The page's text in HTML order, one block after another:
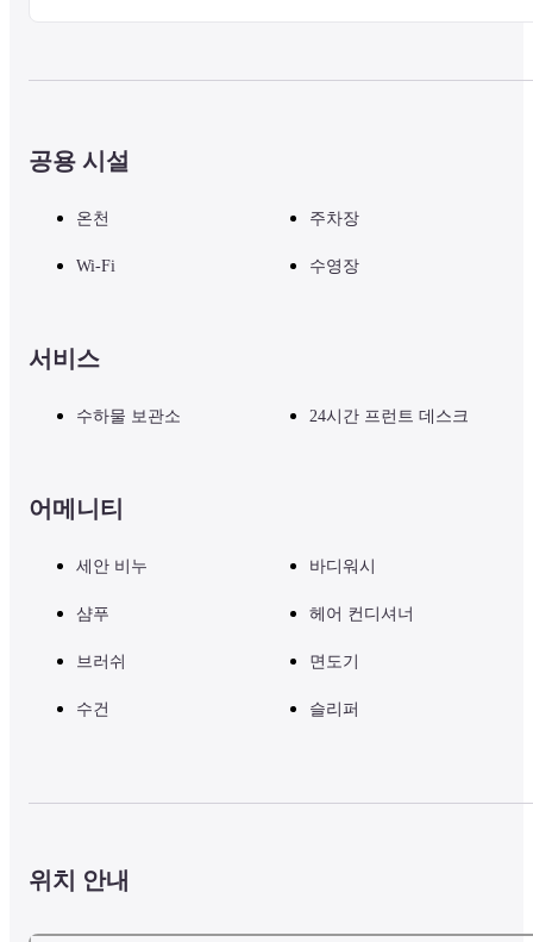
유아 (식사 포함・・・￥6,050
현장에서 입욕세 1인당 ￥150이 부과됩니다. (대상 : 6세 이상의 모든
공용 시설
온천 주차장
Wi-Fi 수영장
서비스
수하물 보관소 24시간 프런트 데스크
어메니티
세안 비누 바디워시
샴푸 헤어 컨디셔너
브러쉬 면도기
수건 슬리퍼
위치 안내